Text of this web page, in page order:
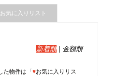
お気に入りリスト
新着順 | 金額順
た物件は「♥お気に入りリス